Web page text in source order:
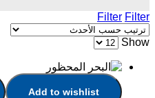
Filter Filter
Show
Add to wishlist